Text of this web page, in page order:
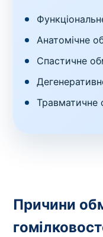
Анатомічне
Спастичне
Травматичне
Причини